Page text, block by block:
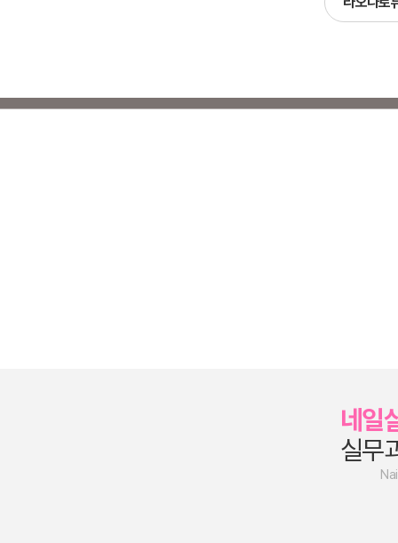
제휴협력사
네일
실무